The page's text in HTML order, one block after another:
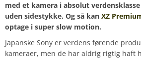
med et kamera i absolut
uden sidestykke. Og så kan XZ
optage i super slow motion.
Japanske Sony er verdens førende
kameraer, men de har aldrig rigtig haft